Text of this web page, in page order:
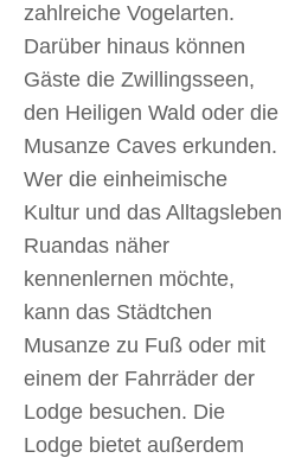
zahlreiche Vogelarten.
Darüber hinaus können
Gäste die Zwillingsseen,
den Heiligen Wald oder die
Musanze Caves erkunden.
Wer die einheimische
Kultur und das Alltagsleben
Ruandas näher
kennenlernen möchte,
kann das Städtchen
Musanze zu Fuß oder mit
einem der Fahrräder der
Lodge besuchen. Die
Lodge bietet außerdem